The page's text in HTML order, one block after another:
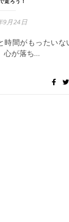
9月24日
時間がもったいな
心が落ち…